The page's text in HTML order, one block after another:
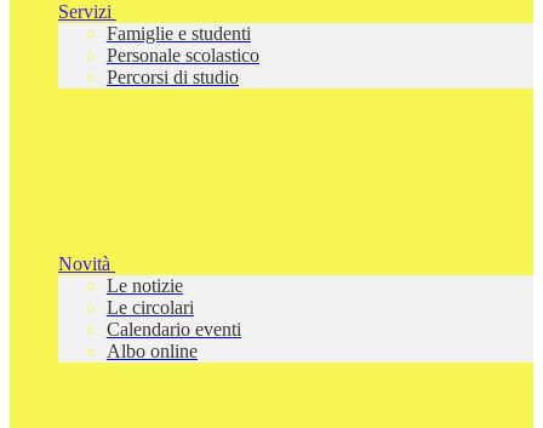
Servizi
Famiglie e studenti
Personale scolastico
Percorsi di studio
Novità
Le notizie
Le circolari
Calendario eventi
Albo online